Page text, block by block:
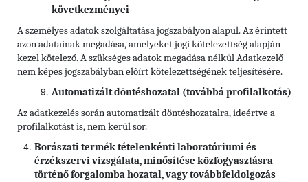
következményei
A személyes adatok szolgáltatása jogszabályon alapul. Az érintett
azon adatainak megadása, amelyeket jogi kötelezettség alapján
kezel kötelező. A szükséges adatok megadása nélkül Adatkezelő
nem képes jogszabályban előírt kötelezettségének teljesítésére.
Automatizált döntéshozatal (továbbá profilalkotás)
Az adatkezelés során automatizált döntéshozatalra, ideértve a
profilalkotást is, nem kerül sor.
Borászati termék tételenkénti laboratóriumi és
érzékszervi vizsgálata, minősítése közfogyasztásra
történő forgalomba hozatal, vagy továbbfeldolgozás